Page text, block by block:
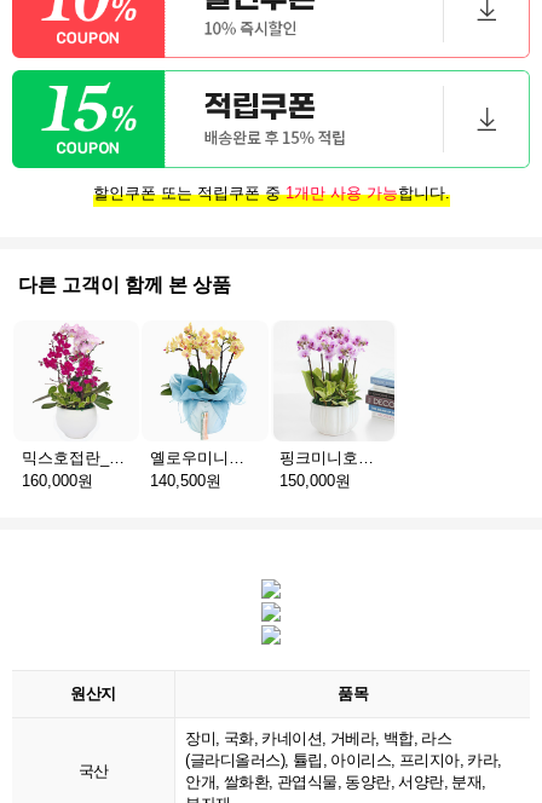
할인쿠폰 또는 적립쿠폰 중1개만 사용 가능합니다.
다른 고객이 함께 본 상품
믹스호접란_고급분 D(서울)
160,000원
옐로우미니호접_보자기난 B(서울)
140,500원
핑크미니호접_고급분 C(서울)
150,000원
원산지 품목
국산
장미, 국화, 카네이션, 거베라, 백합, 라스
(글라디올러스), 튤립, 아이리스, 프리지아, 카라,
안개, 쌀화환, 관엽식물, 동양란, 서양란, 분재,